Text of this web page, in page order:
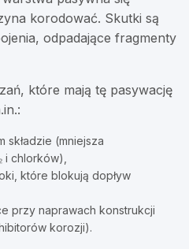
korodować. Skutki są
odpadające fragmenty
które mają tę pasywację
(mniejsza
i chlorków),
które blokują dopływ
przy naprawach konstrukcji
korozji).